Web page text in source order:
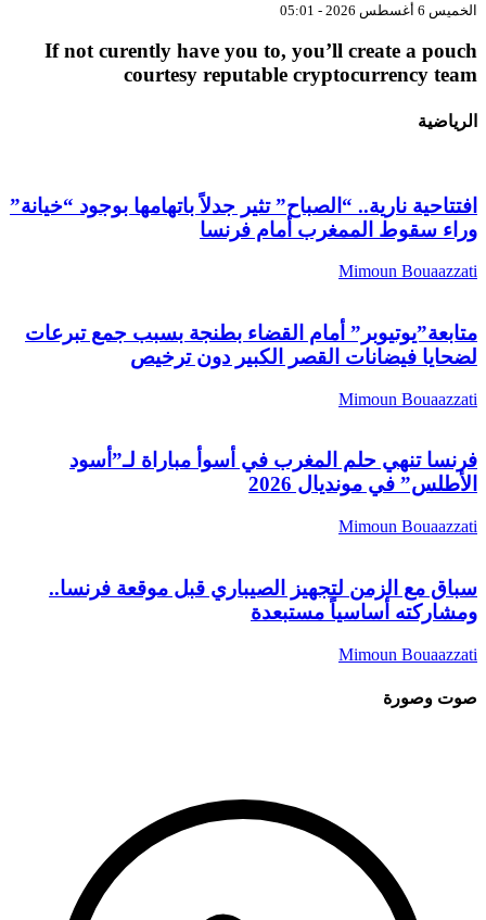
الخميس 6 أغسطس 2026 - 05:01
If not curently have you to, you’ll create a pouch
courtesy reputable cryptocurrency team
الرياضية
افتتاحية نارية.. “الصباح” تثير جدلاً باتهامها بوجود “خيانة”
وراء سقوط الممغرب أمام فرنسا
Mimoun Bouaazzati
متابعة”يوتيوبر” أمام القضاء بطنجة بسبب جمع تبرعات
لضحايا فيضانات القصر الكبير دون ترخيص
Mimoun Bouaazzati
فرنسا تنهي حلم المغرب في أسوأ مباراة لـ”أسود
الأطلس” في مونديال 2026
Mimoun Bouaazzati
سباق مع الزمن لتجهيز الصيباري قبل موقعة فرنسا..
ومشاركته أساسياً مستبعدة
Mimoun Bouaazzati
صوت وصورة